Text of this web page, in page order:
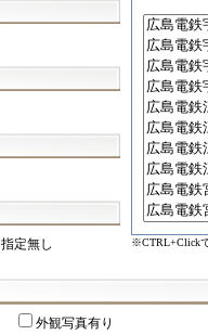
指定無し ※CTRL+Click
外観写真有り